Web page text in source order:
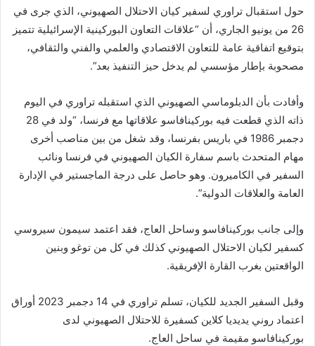
حول استقبال تراوري لسفير كيان الاحتلال الصهيوني، الذي جرى في
26 من يونيو الجاري، أن “علاقات التعاون البوركينية الإسرائيلية تتميز
بتوقيع اتفاقية عامة للتعاون الاقتصادي والعلمي والفني والثقافي،
مصحوبة بإطار مؤسسي لم يدخل حيز التنفيذ بعد”.
وأفادت بأن الدبلوماسي الصهيوني الذي استقبله تراوري في اليوم
ذاته الذي قطعت فيه بوركينافاسو علاقاتها مع فرنسا، “ولد في 28
دجمبر 1986 في باريس بفرنسا، وقد شغل من بين مناصب أخرى
مهام المتحدث باسم سفارة الكيان الصهيوني في فرنسا ونائب
السفير في الكاميرون. وهو حاصل على درجة الماجستير في الإدارة
العامة والعلاقات الدولية”.
وإلى جانب بوركينافاسو وساحل العاج، فقد اعتمد سيمون سيروسي
كسفير لكيان الاحتلال الصهيوني كذلك في كل من توغو وبنين
الواقعتين بغرب القارة الإفريقية.
وقبل السفير الجديد للكيان، تسلم تراوري في 14 دجمبر 2023 أوراق
اعتماد روني يديديا كلاين كسفيرة للاحتلال الصهيوني لدى
بوركينافاسو مقيمة في ساحل العاج.